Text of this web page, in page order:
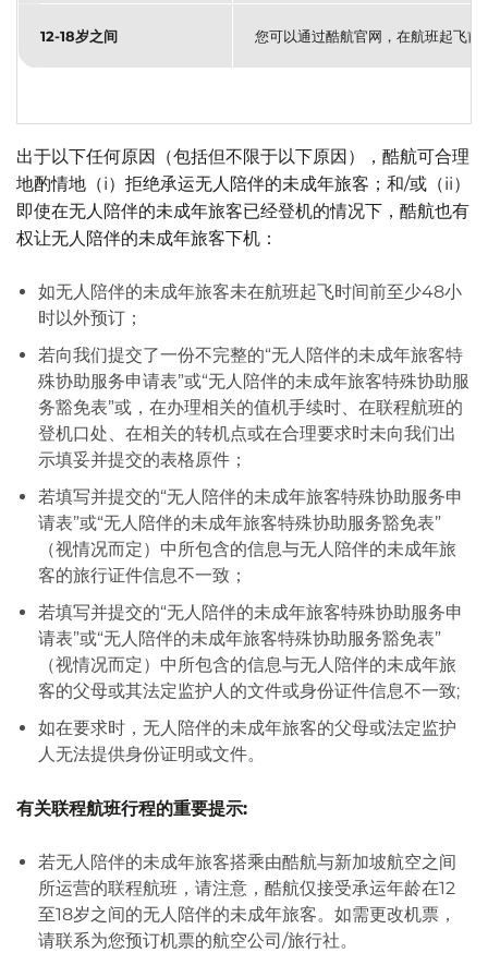
12-18岁之间 您可以通过酷航官网，在航班起飞
出于以下任何原因（包括但不限于以下原因），酷航可合理
地酌情地（i）拒绝承运无人陪伴的未成年旅客；和/或（ii）
即使在无人陪伴的未成年旅客已经登机的情况下，酷航也有
权让无人陪伴的未成年旅客下机：
如无人陪伴的未成年旅客未在航班起飞时间前至少48小
时以外预订；
若向我们提交了一份不完整的“无人陪伴的未成年旅客特
殊协助服务申请表”或“无人陪伴的未成年旅客特殊协助服
务豁免表”或，在办理相关的值机手续时、在联程航班的
登机口处、在相关的转机点或在合理要求时未向我们出
示填妥并提交的表格原件；
若填写并提交的“无人陪伴的未成年旅客特殊协助服务申
请表”或“无人陪伴的未成年旅客特殊协助服务豁免表”
（视情况而定）中所包含的信息与无人陪伴的未成年旅
客的旅行证件信息不一致；
若填写并提交的“无人陪伴的未成年旅客特殊协助服务申
请表”或“无人陪伴的未成年旅客特殊协助服务豁免表”
（视情况而定）中所包含的信息与无人陪伴的未成年旅
客的父母或其法定监护人的文件或身份证件信息不一致;
如在要求时，无人陪伴的未成年旅客的父母或法定监护
人无法提供身份证明或文件。
有关联程航班行程的重要提示:
若无人陪伴的未成年旅客搭乘由酷航与新加坡航空之间
所运营的联程航班，请注意，酷航仅接受承运年龄在12
至18岁之间的无人陪伴的未成年旅客。如需更改机票，
请联系为您预订机票的航空公司/旅行社。